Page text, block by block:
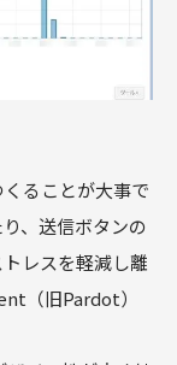
ることが大事で
、送信ボタンの
レスを軽減し離
（旧Pardot）